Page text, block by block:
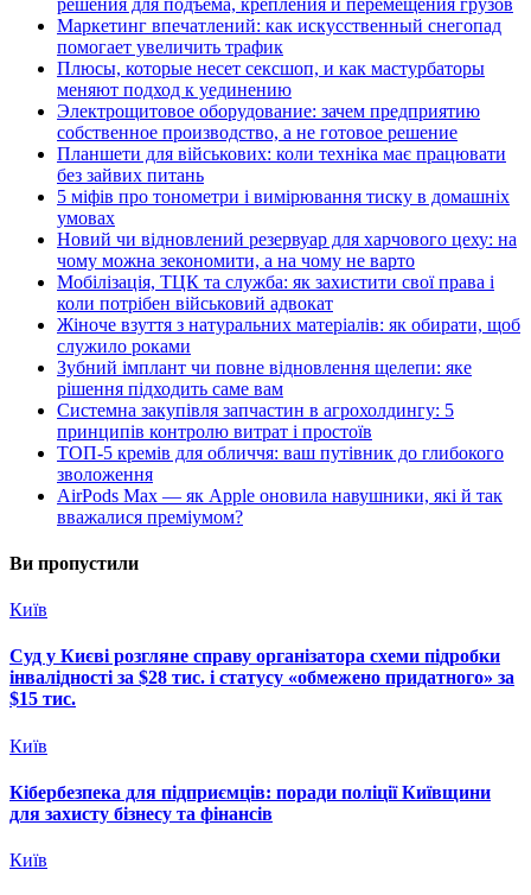
Маркетинг впечатлений: как искусственный снегопад
помогает увеличить трафик
Плюсы, которые несет сексшоп, и как мастурбаторы
меняют подход к уединению
Электрощитовое оборудование: зачем предприятию
собственное производство, а не готовое решение
Планшети для військових: коли техніка має працювати
без зайвих питань
5 міфів про тонометри і вимірювання тиску в домашніх
умовах
Новий чи відновлений резервуар для харчового цеху: на
чому можна зекономити, а на чому не варто
Мобілізація, ТЦК та служба: як захистити свої права і
коли потрібен військовий адвокат
Жіноче взуття з натуральних матеріалів: як обирати, щоб
служило роками
Зубний імплант чи повне відновлення щелепи: яке
рішення підходить саме вам
Системна закупівля запчастин в агрохолдингу: 5
принципів контролю витрат і простоїв
ТОП-5 кремів для обличчя: ваш путівник до глибокого
зволоження
AirPods Max — як Apple оновила навушники, які й так
вважалися преміумом?
Ви пропустили
Київ
Суд у Києві розгляне справу організатора схеми підробки
інвалідності за $28 тис. і статусу «обмежено придатного» за
$15 тис.
Київ
Кібербезпека для підприємців: поради поліції Київщини
для захисту бізнесу та фінансів
Київ